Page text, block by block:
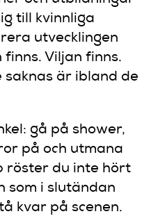
till kvinnliga
utvecklingen
Viljan finns.
är ibland de
gå på shower,
på och utmana
röster du inte hört
som i slutändan
kvar på scenen.